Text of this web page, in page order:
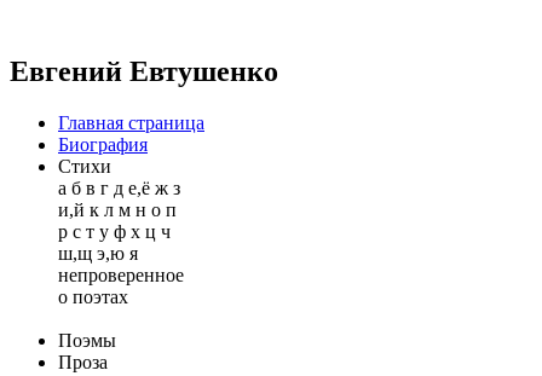
Евгений Евтушенко
Главная страница
Биография
Стихи
а б в г д е,ё ж з
и,й к л м н о п
р с т у ф х ц ч
ш,щ э,ю я
непроверенное
о поэтах
Поэмы
Проза